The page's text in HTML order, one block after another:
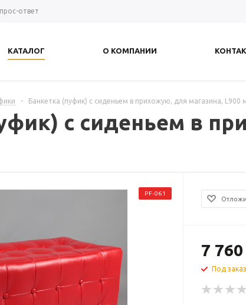
ответ
КАТАЛОГ О КОМПАНИИ
- Банкетка (пуфик) с сиденьем в прихожую, для магазина, L900
с сиденьем в
PF-061
7 760
Под заказ